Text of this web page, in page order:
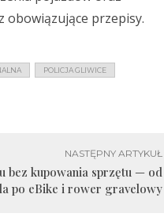
przepisy.
POLICJA GLIWICE
NASTĘPNY ARTYKUŁ
bez kupowania sprzętu — od
po eBike i rower gravelowy